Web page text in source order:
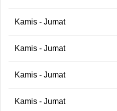
Kamis - Jumat
Kamis - Jumat
Kamis - Jumat
Kamis - Jumat